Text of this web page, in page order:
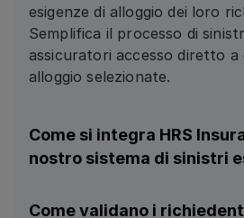
esigenze di alloggio dei loro
Semplifica il processo di
assicuratori accesso diretto a
alloggio selezionate.
Come si integra HRS
nostro sistema di sinistri
Come validano i